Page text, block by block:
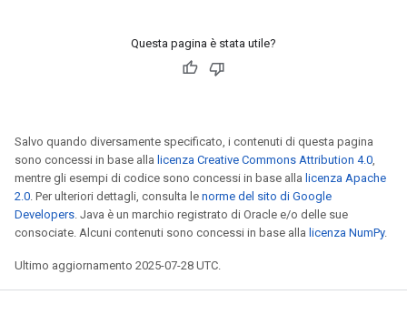
Questa pagina è stata utile?
Salvo quando diversamente specificato, i contenuti di questa pagina
sono concessi in base alla licenza Creative Commons Attribution 4.0,
mentre gli esempi di codice sono concessi in base alla licenza Apache
2.0. Per ulteriori dettagli, consulta le norme del sito di Google
Developers. Java è un marchio registrato di Oracle e/o delle sue
consociate. Alcuni contenuti sono concessi in base alla licenza NumPy.
Ultimo aggiornamento 2025-07-28 UTC.